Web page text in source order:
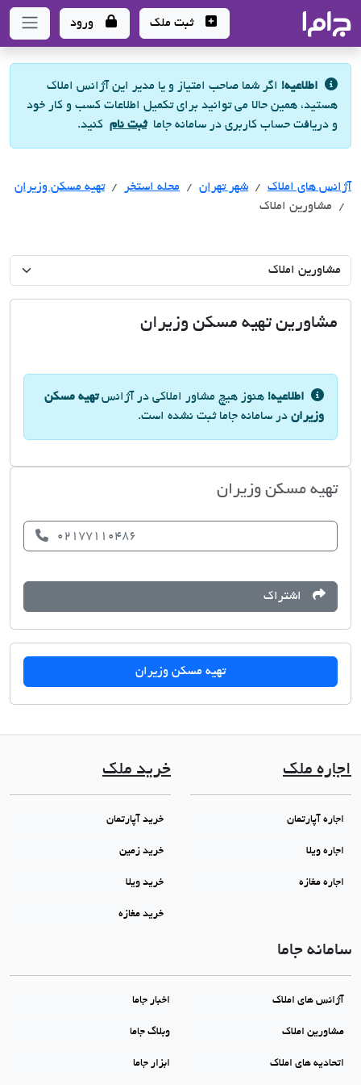
- سامانه جامع املاک و مشاورین املاک
ثبت ملک ورود
اطلاعیه! اگر شما صاحب امتیاز و یا مدیر این آژانس املاک
هستید، همین حالا می توانید برای تکمیل اطلاعات کسب و کار خود
و دریافت حساب کاربری در سامانه جاماثبت نام کنید.
آژانس های املاک آژانس های املاک
شهر تهران آژانس های املاک
محله استخر
تهیه مسکن وزیران
مشاورین املاک
مشاورین تهیه مسکن وزیران
اطلاعیه! هنوز هیچ مشاور املاکی در آژانستهیه مسکن
وزیران در سامانه جاما ثبت نشده است.
تهیه مسکن وزیران
02177110486
اشتراک
تهیه مسکن وزیران
اجاره ملک
اجاره آپارتمان
اجاره ویلا
اجاره مغازه
خرید ملک
خرید آپارتمان
خرید زمین
خرید ویلا
خرید مغازه
سامانه جاما
آژانس های املاک اخبار جاما
مشاورین املاک وبلاگ جاما
اتحادیه های املاک ابزار جاما